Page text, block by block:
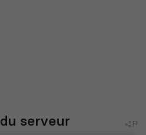
du serveur